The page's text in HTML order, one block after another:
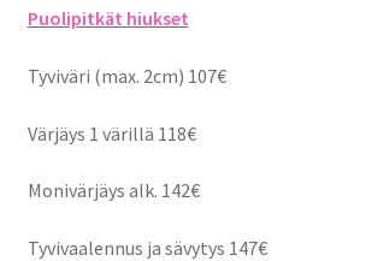
Puolipitkät hiukset
Tyviväri (max. 2cm) 107€
Värjäys 1 värillä 118€
Monivärjäys alk. 142€
Tyvivaalennus ja sävytys 147€